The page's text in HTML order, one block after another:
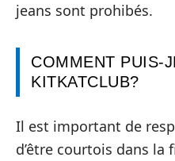
jeans sont prohibés.
COMMENT PUIS-
KITKATCLUB?
Il est important de
d’être courtois dans la